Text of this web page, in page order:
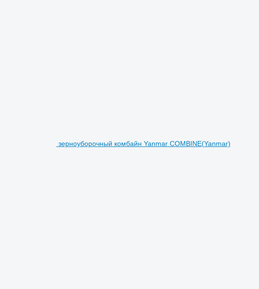
зерноуборочный комбайн Yanmar COMBINE(Yanmar)